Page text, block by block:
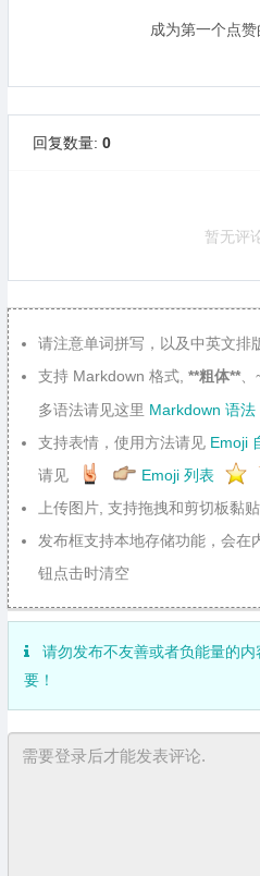
成为第一个点
回复数量: 0
暂无评
请注意单词拼写，以及中英文排
支持 Markdown 格式, **粗体**
多语法请见这里 Markdown 语法
支持表情，使用方法请见 Emoji
请见
Emoji 列表
上传图片, 支持拖拽和剪切板黏
发布框支持本地存储功能，会在
钮点击时清空
请勿发布不友善或者负能量的
要！